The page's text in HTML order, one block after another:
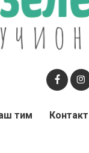
тим Контакт